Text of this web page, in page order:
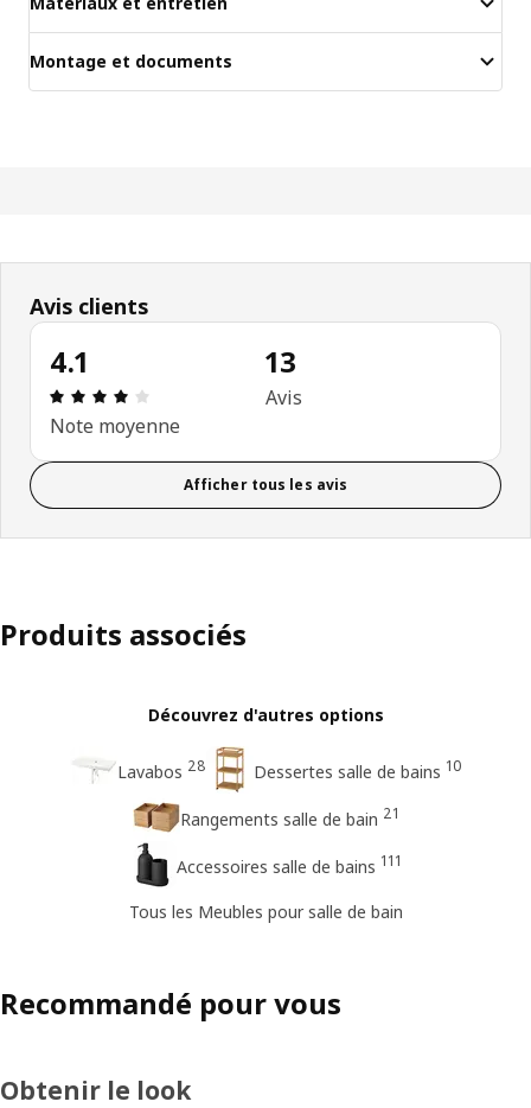
Montage et documents
Avis clients
4.1
Évaluation: 4.1 sur 5 étoiles. Nombre total d'avis:
Note moyenne
13
Avis
Afficher tous les avis
Produits associés
Découvrez d'autres options
Lavabos 28 Dessertes salle de bains 10
Rangements salle de bain 21
Accessoires salle de bains 111
Tous les Meubles pour salle de bain
Recommandé pour vous
Obtenir le look